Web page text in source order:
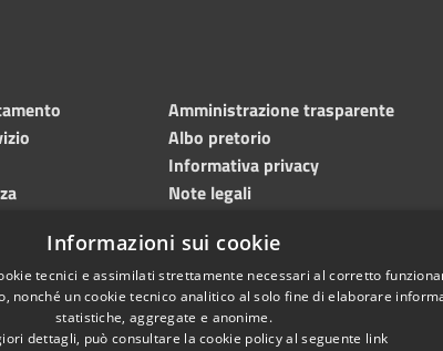
Amministrazione trasparente
Albo pretorio
Informativa privacy
Note legali
Meccanismo di feedback
Informazioni sui cookie
tecnici e assimilati strettamente necessari al corretto
nonché un cookie tecnico analitico al solo fine di elaborare
statistiche, aggregate e anonime.
dettagli, può consultare la cookie policy al seguente link